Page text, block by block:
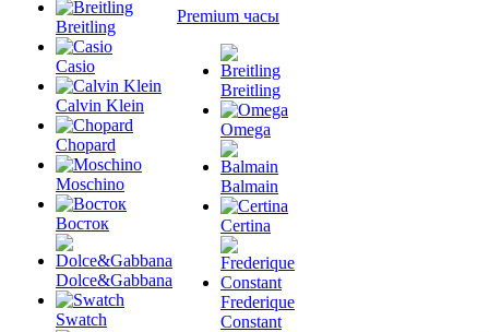
Breitling
Casio
Calvin Klein
Chopard
Moschino
Восток
Dolce&Gabbana
Swatch
Premium часы
Breitling
Omega
Balmain
Certina
Frederique
Constant